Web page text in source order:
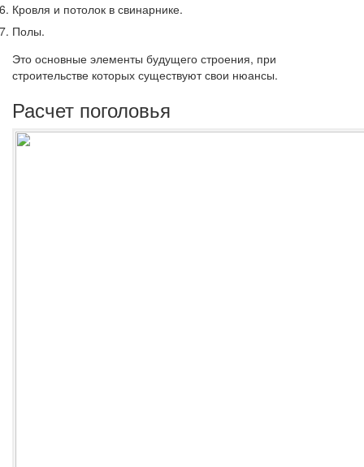
Кровля и потолок в свинарнике.
Полы.
Это основные элементы будущего строения, при
строительстве которых существуют свои нюансы.
Расчет поголовья